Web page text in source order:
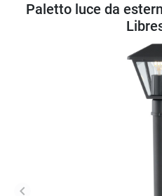
Paletto luce da
keyboard_arrow_left